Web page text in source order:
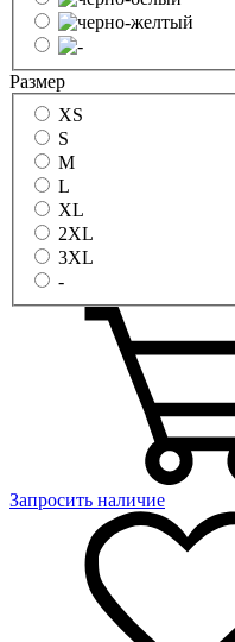
Размер
XS
S
M
L
XL
2XL
3XL
-
Запросить наличие